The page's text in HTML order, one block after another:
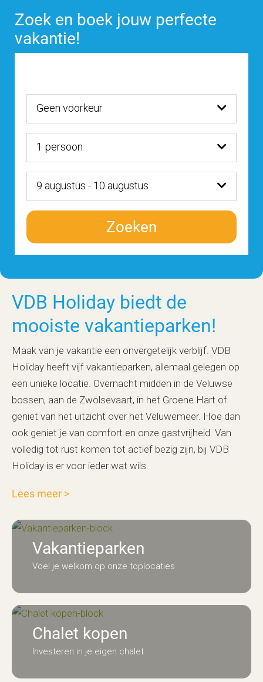
VDB Holiday biedt de
mooiste vakantieparken!
Maak van je vakantie een onvergetelijk verblijf. VDB
Holiday heeft vijf vakantieparken, allemaal gelegen op
een unieke locatie. Overnacht midden in de Veluwse
bossen, aan de Zwolsevaart, in het Groene Hart of
geniet van het uitzicht over het Veluwemeer. Hoe dan
ook geniet je van comfort en onze gastvrijheid. Van
volledig tot rust komen tot actief bezig zijn, bij VDB
Holiday is er voor ieder wat wils.
Lees meer >
Zoek en boek jouw perfecte
vakantie!
Geen voorkeur
1 persoon
9 augustus - 10 augustus
Zoeken
Vakantieparken
Voel je welkom op onze toplocaties
Chalet kopen
Investeren in je eigen chalet